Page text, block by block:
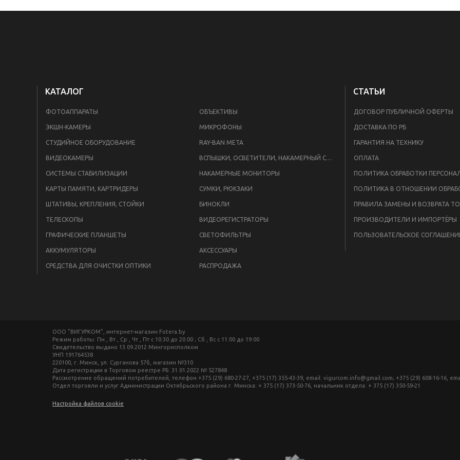
КАТАЛОГ
ФОТОАППАРАТЫ ОБЪЕКТИВЫ
ЭКШН-КАМЕРЫ МИКРОФОНЫ
СТУДИЙНОЕ ОБОРУДОВАНИЕ RAY-BAN META
ВИДЕОКАМЕРЫ ВСПЫШКИ, ОСВЕТИТЕЛИ, НАКАМЕРНЫЙ СВЕТ
СИСТЕМЫ СТАБИЛИЗАЦИИ НАКАМЕРНЫЕ МОНИТОРЫ
КАРТЫ ПАМЯТИ, КАРТРИДЕРЫ СУМКИ, РЮКЗАКИ
ШТАТИВЫ, КРЕПЛЕНИЯ, СТОЙКИ БИНОКЛИ
ТЕЛЕСКОПЫ ВИДЕОРЕГИСТРАТОРЫ
ГРАФИЧЕСКИЕ ПЛАНШЕТЫ СВЕТОФИЛЬТРЫ
АККУМУЛЯТОРЫ АКСЕССУАРЫ
СРЕДСТВА ДЛЯ ОЧИСТКИ ОПТИКИ РАСПРОДАЖА
СТАТЬИ
ДОГОВОР ПУБЛИЧНОЙ ОФЕРТЫ
ДОСТАВКА ПО РБ
ГАРАНТИЯ НА ТЕХНИКУ
ОПЛАТА
ПРАВИЛА ЗАМЕНЫ И ВОЗВРАТА
ПРОИЗВОДИТЕЛИ И ИМПОРТЁРЫ
ПОЛЬЗОВАТЕЛЬСКОЕ
ООО "ВИГУРКОМ", интернет-магазин Fotera.by
Режим работы: Пн , Вт , Ср , Чт , Пт c 10:30 до 20:00 ; Сб , Вс c 11:00 до 19:00
Свидетельство выдано 13.09.2012 Мингорисполком
УНП 191764538
220100, г. Минск, ул. Сурганова 57б, магазин №310
Дата регистрации в Торговом реестре РБ: 31.01.2022 № 527848
Рассмотрение обращений потребителей, телефон +375 (29) 680-27-27, +375 (17) 355-43-39, email: vigurcom.info@gmail.com; +375 (29) 608-16-16,
Отдел торговли и услуг Администрации Октябрьского района г. Минска: + 375 (17) 373-50-76, начальник отдела: + 375 (17) 350-59-21
Настройка файлов cookie